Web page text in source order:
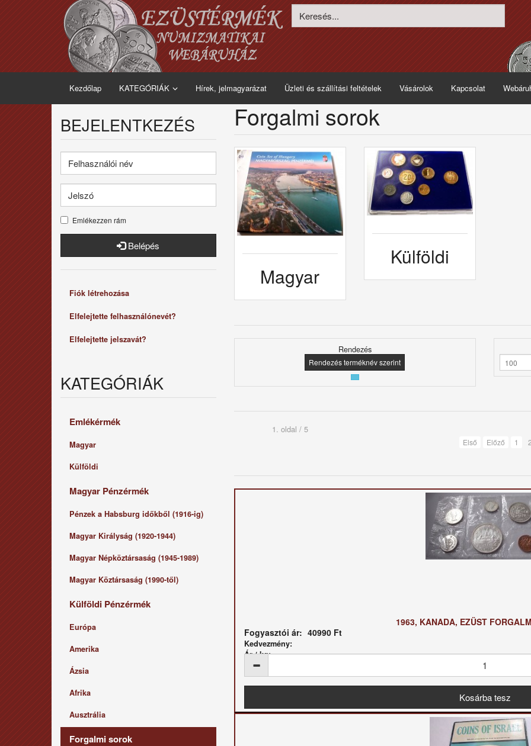
Kezdőlap KATEGÓRIÁK Hírek, jelmagyarázat Üzleti és szállítási feltételek Vásárolok Kapcsolat
Forgalmi sorok
Magyar
Külföldi
Rendezés
Rendezés terméknév szerint
1. oldal / 5
Első Előző 1
1963, KANADA, EZÜST
Fogyasztói ár: 40990 Ft
Kedvezmény:
Ár / kg:
BEJELENTKEZÉS
Emlékezzen rám
Belépés
Fiók létrehozása
Elfelejtette felhasználónevét?
Elfelejtette jelszavát?
KATEGÓRIÁK
Emlékérmék
Magyar
Külföldi
Magyar Pénzérmék
Pénzek a Habsburg időkből (1916-ig)
Magyar Királyság (1920-1944)
Magyar Népköztársaság (1945-1989)
Magyar Köztársaság (1990-től)
Külföldi Pénzérmék
Európa
Amerika
Ázsia
Afrika
Ausztrália
Forgalmi sorok